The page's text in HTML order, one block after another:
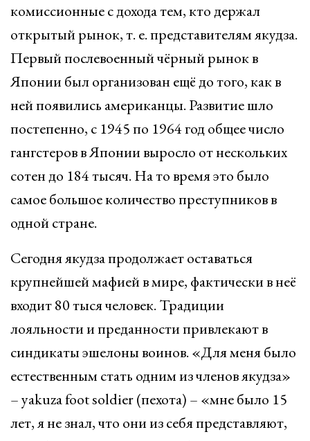
комиссионные с дохода тем, кто держал
открытый рынок, т. е. представителям якудза.
Первый послевоенный чёрный рынок в
Японии был организован ещё до того, как в
ней появились американцы. Развитие шло
постепенно, с 1945 по 1964 год общее число
гангстеров в Японии выросло от нескольких
сотен до 184 тысяч. На то время это было
самое большое количество преступников в
одной стране.
Сегодня якудза продолжает оставаться
крупнейшей мафией в мире, фактически в неё
входит 80 тыся человек. Традиции
лояльности и преданности привлекают в
синдикаты эшелоны воинов. «Для меня было
естественным стать одним из членов якудза»
– yakuza foot soldier (пехота) – «мне было 15
лет, я не знал, что они из себя представляют,